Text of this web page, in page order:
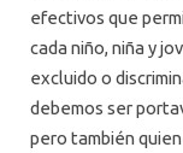
efectivos que
cada niño, niña y
excluido o
debemos ser
pero también